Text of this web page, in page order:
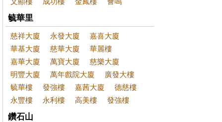
毓華里
慈祥大廈 永發大廈
嘉喜大廈
華基大廈
慈華大廈
華麗樓
嘉華大廈
萬寶大廈
慈樂大廈
明豐大廈
萬年戲院大廈
廣發大樓
毓華樓
發強樓 嘉茜大廈
德慈樓
永豐樓
永利樓 高美樓 發強樓
鑽石山